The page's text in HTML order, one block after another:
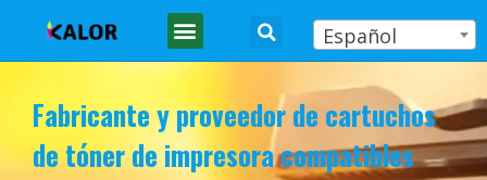
Español
Fabricante y proveedor de cartuchos
de tóner de impresora compatibles